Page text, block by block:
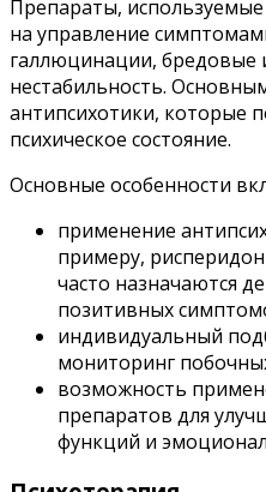
Препараты,
на управление
галлюцинации, бредовые
нестабильность.
антипсихотики, которые
психическое состояние.
Основные особенности
применение
примеру,
часто назначаются
позитивных
индивидуальный
мониторинг
возможность
препаратов для
функций и